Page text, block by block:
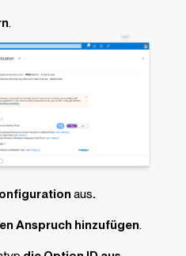
.
aus.
Anspruch hinzufügen.